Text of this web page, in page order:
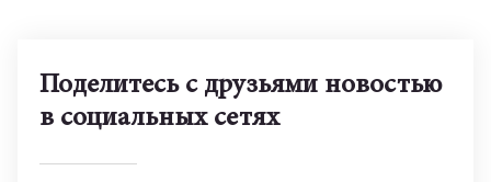
Поделитесь с друзьями новостью
в социальных сетях